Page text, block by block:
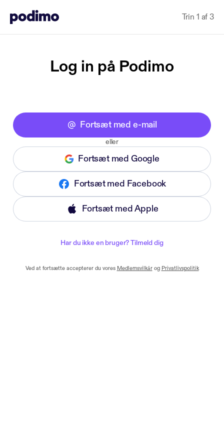
Trin 1 af 3
Log in på Podimo
Fortsæt med e-mail
eller
Fortsæt med Google
Fortsæt med Facebook
Fortsæt med Apple
Har du ikke en bruger? Tilmeld dig
Ved at fortsætte accepterer du vores Medlemsvilkår og Privatlivspolitik